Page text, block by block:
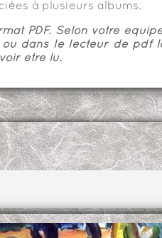
à plusieurs albums.
PDF. Selon votre
dans le lecteur de pdf
être lu.